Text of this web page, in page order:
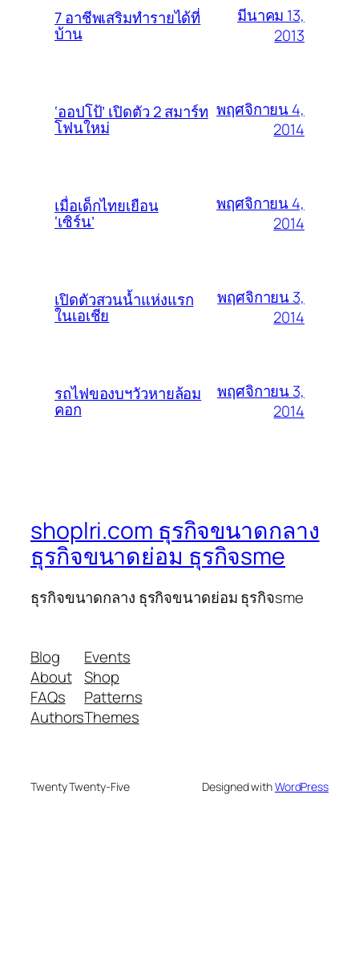
7 อาชีพเสริมทำรายได้ที่
บ้าน
มีนาคม 13,
2013
‘ออปโป้’ เปิดตัว 2 สมาร์ท
โฟนใหม่
พฤศจิกายน 4,
2014
เมื่อเด็กไทยเยือน
‘เซิร์น’
พฤศจิกายน 4,
2014
เปิดตัวสวนน้ำแห่งแรก
ในเอเชีย
พฤศจิกายน 3,
2014
รถไฟของบฯวัวหายล้อม
คอก
พฤศจิกายน 3,
2014
shoplri.com ธุรกิจขนาดกลาง
ธุรกิจขนาดย่อม ธุรกิจsme
ธุรกิจขนาดกลาง ธุรกิจขนาดย่อม ธุรกิจsme
Blog
About
FAQs
Authors
Events
Shop
Patterns
Themes
Twenty Twenty-Five Designed withWordPress